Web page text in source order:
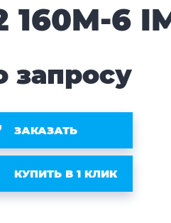
160M-6
запросу
ЗАКАЗАТЬ
КУПИТЬ В 1 КЛИК